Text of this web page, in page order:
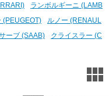
ランボルギーニ (LAMB
(PEUGEOT)
ルノー (RENAUL
ーブ (SAAB)
クライスラー (C